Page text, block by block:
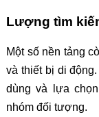
Lượng tìm
Một số nền tảng
và thiết bị di
dùng và lựa
nhóm đối tượng.